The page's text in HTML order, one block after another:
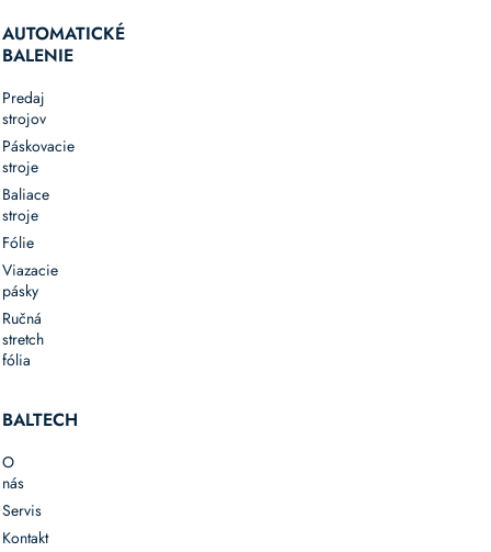
AUTOMATICKÉ
BALENIE
Predaj
strojov
Páskovacie
stroje
Baliace
stroje
Fólie
Viazacie
pásky
Ručná
stretch
fólia
BALTECH
O
nás
Servis
Kontakt